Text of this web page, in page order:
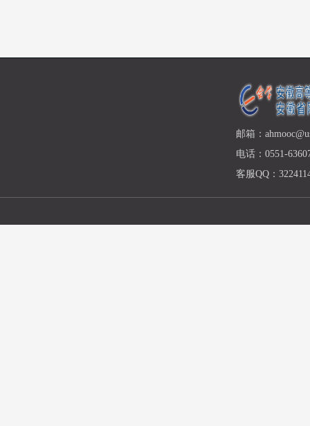
邮箱：
电话：0551-
客服QQ：